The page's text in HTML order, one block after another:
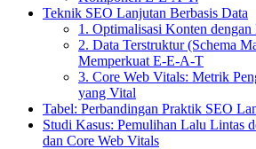
Teknik SEO Lanjutan Berbasis Data
1. Optimalisasi Konten
2. Data Terstruktur (Schema
Memperkuat E-E-A-T
3. Core Web Vitals: Metrik
yang Vital
Tabel: Perbandingan Praktik SEO
Studi Kasus: Pemulihan Lalu Lintas
dan Core Web Vitals